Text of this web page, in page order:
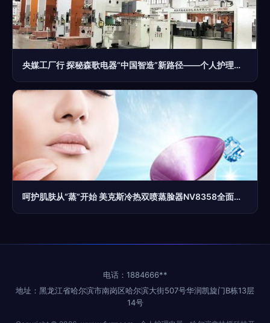
央媒工厂行 探秘森歌电器“中国智造”新路径——个人护理电器领域的品质革命
呵护肌肤从“蒸”开始 美克斯冷热双喷蒸脸器NV8358全面评测
电话：1884666**
地址：黑龙江省哈尔滨市南岗区哈尔滨大街507号华润凯旋门B栋13层
14号